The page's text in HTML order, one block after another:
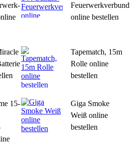
Feuerwerkverbund
online bestellen
Tapematch, 15m
Rolle online
bestellen
15-
Giga Smoke
Weiß online
bestellen